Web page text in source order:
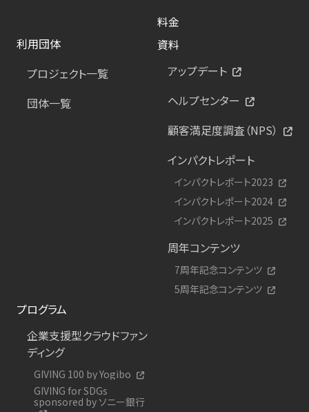
料金
利用団体
プロジェクト一覧
団体一覧
資料
アップデート
ヘルプセンター
顧客満足度調査（NPS）
インパクトレポート
インパクトレポート2023
インパクトレポート2024
インパクトレポート2025
周年コンテンツ
7周年記念コンテンツ
5周年記念コンテンツ
プログラム
企業支援型クラウドファン
ディング
GIVING 100 by Yogibo
GIVING for SDGs
sponsored by ソニー銀行